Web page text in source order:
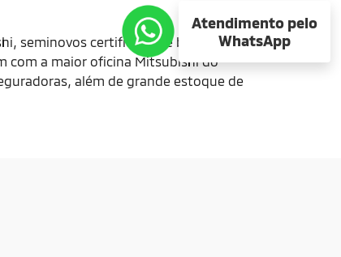
seminovos certificados e blindados
com a maior oficina Mitsubishi do
além de grande estoque de
Atendimento pelo
WhatsApp